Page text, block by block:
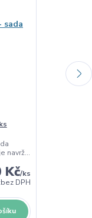
navrž...
Kč/ks
bez DPH